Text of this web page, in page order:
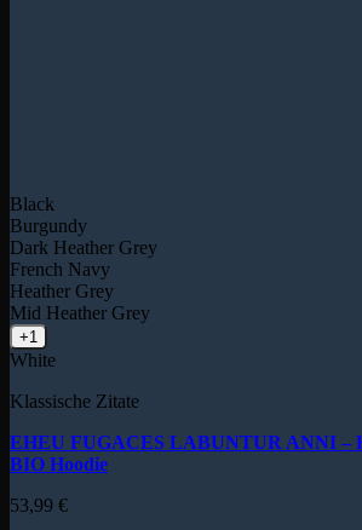
Black
Burgundy
Dark Heather Grey
French Navy
Heather Grey
Mid Heather Grey
+1
White
Klassische Zitate
EHEU FUGACES LABUNTUR ANNI –
BIO Hoodie
53,99 €